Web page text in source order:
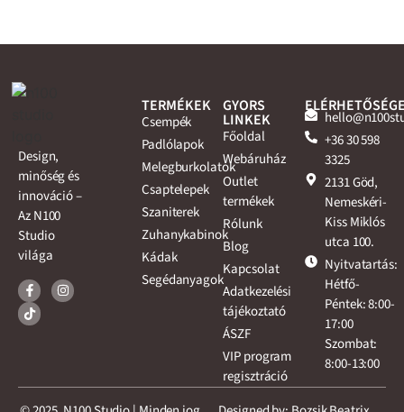
Design,
minőség és
innováció –
Az N100
Studio
világa
TERMÉKEK
Csempék
Padlólapok
Melegburkolatok
Csaptelepek
Szaniterek
Zuhanykabinok
Kádak
Segédanyagok
GYORS
LINKEK
Főoldal
Webáruház
Outlet
termékek
Rólunk
Blog
Kapcsolat
Adatkezelési
tájékoztató
ÁSZF
VIP program
regisztráció
+36 30 598
3325
2131 Göd,
Nemeskéri-
Kiss Miklós
utca 100.
Nyitvatartás:
Hétfő-
Péntek: 8:00-
17:00
Szombat:
8:00-13:00